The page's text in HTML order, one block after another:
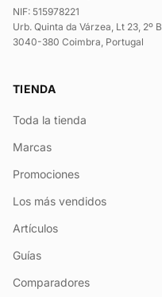
NIF: 515978221
Urb. Quinta da Várzea, Lt 23, 2º B
3040-380 Coimbra, Portugal
TIENDA
Toda la tienda
Marcas
Promociones
Los más vendidos
Artículos
Guías
Comparadores